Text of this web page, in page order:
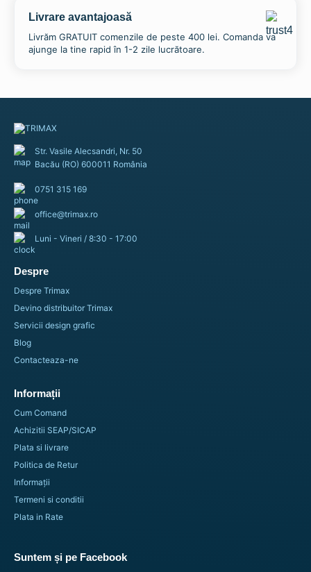
Livrare avantajoasă
Livrăm GRATUIT comenzile de peste 400 lei. Comanda va
ajunge la tine rapid în 1-2 zile lucrătoare.
Str. Vasile Alecsandri, Nr. 50
Bacău (RO) 600011 România
0751 315 169
office@trimax.ro
Luni - Vineri / 8:30 - 17:00
Despre
Despre Trimax
Devino distribuitor Trimax
Servicii design grafic
Blog
Contacteaza-ne
Informații
Cum Comand
Achizitii SEAP/SICAP
Plata si livrare
Politica de Retur
Informații
Termeni si conditii
Plata in Rate
Suntem și pe Facebook